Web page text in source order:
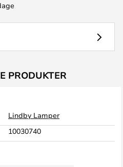
PRODUKTER
Lindby Lamper
10030740